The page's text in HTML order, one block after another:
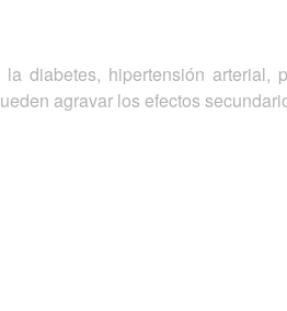
diabetes, hipertensión arterial,
agravar los efectos